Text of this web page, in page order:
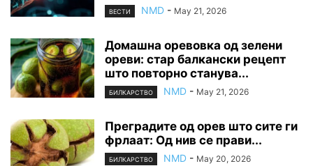
ВЕСТИ NMD - May 21, 2026
Домашна оревовка од зелени
ореви: стар балкански рецепт
што повторно станува...
БИЛКАРСТВО NMD - May 21, 2026
Преградите од орев што сите ги
фрлаат: Од нив се прави...
БИЛКАРСТВО NMD - May 20, 2026